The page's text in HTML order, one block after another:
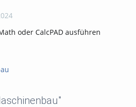
oder CalcPAD ausführen